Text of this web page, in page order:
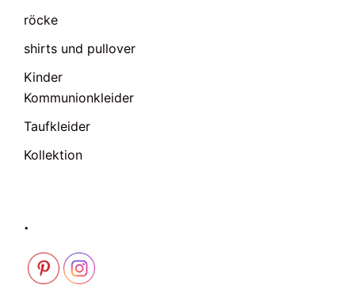
röcke
shirts und pullover
Kinder
Kommunionkleider
Taufkleider
Kollektion
.